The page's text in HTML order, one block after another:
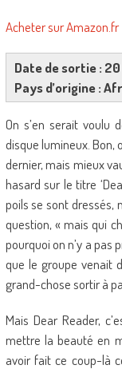
Acheter sur Amazon.fr
Date de sortie :
Pays d’origine :
On s’en serait voulu
disque lumineux. Bon,
dernier, mais mieux
hasard sur le titre
poils se sont dressés,
question, « mais qui
pourquoi on n’y a
que le groupe venait
grand-chose sortir à
Mais Dear Reader,
mettre la beauté en
avoir fait ce coup-là